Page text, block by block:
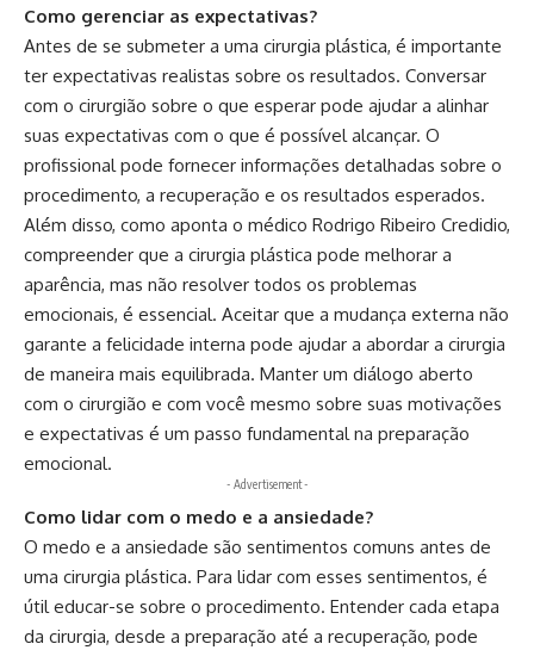
Como gerenciar as expectativas?
Antes de se submeter a uma cirurgia plástica, é importante
ter expectativas realistas sobre os resultados. Conversar
com o cirurgião sobre o que esperar pode ajudar a alinhar
suas expectativas com o que é possível alcançar. O
profissional pode fornecer informações detalhadas sobre o
procedimento, a recuperação e os resultados esperados.
Além disso, como aponta o médico Rodrigo Ribeiro Credidio,
compreender que a cirurgia plástica pode melhorar a
aparência, mas não resolver todos os problemas
emocionais, é essencial. Aceitar que a mudança externa não
garante a felicidade interna pode ajudar a abordar a cirurgia
de maneira mais equilibrada. Manter um diálogo aberto
com o cirurgião e com você mesmo sobre suas motivações
e expectativas é um passo fundamental na preparação
emocional.
- Advertisement -
Como lidar com o medo e a ansiedade?
O medo e a ansiedade são sentimentos comuns antes de
uma cirurgia plástica. Para lidar com esses sentimentos, é
útil educar-se sobre o procedimento. Entender cada etapa
da cirurgia, desde a preparação até a recuperação, pode